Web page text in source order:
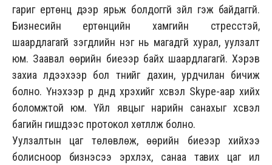
гариг ертөнц дээр ярьж болдоггүй зүйл гэж байдаггүй.
Бизнесийн ертөнцийн хамгийн стресстэй,
шаардлагагүй үзэгдлийн нэг нь магадгүй хурал, уулзалт
юм. Заавал өөрийн биеээр байх шаардлагагүй. Хэрэв
захиа үлдээхээр бол түүнийг дахин, урдчилан бичиж
болно. Үнэхээр үр дүнд хүрэхийг хүсвэл Skype-аар хийх
боломжтой юм. Үйл явцыг нарийн санахыг хүсвэл
багийн гишүүдээс протокол хөтлүүлж болно.
Уулзалтын цаг төлөвлөж, өөрийн биеээр хийхээ
болисноор бизнэсээ эрхлэх, санаа тавих цаг илүү